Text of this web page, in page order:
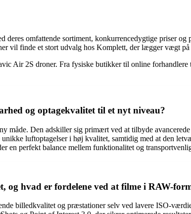
omfattende sortiment, konkurrencedygtige priser og
vil finde et stort udvalg hos Komplett, der lægger vægt
Air 2S droner. Fra fysiske butikker til online
og optagekvalitet til et nyt niveau?
måde. Den adskiller sig primært ved at tilbyde
luftoptagelser i høj kvalitet, samtidig med at den
en perfekt balance mellem funktionalitet og
hvad er fordelene ved at filme i RAW-
billedkvalitet og præstationer selv ved lavere ISO-